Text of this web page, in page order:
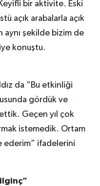
bir aktivite. Eski
açık arabalarla açık
aynı şekilde bizim de
konuştu.
da “Bu etkinliği
gördük ve
Geçen yıl çok
istemedik. Ortam
ederim” ifadelerini